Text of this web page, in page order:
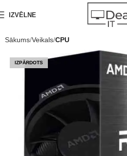
IZVĒLNE
Sākums Veikals CPU
IZPĀRDOTS